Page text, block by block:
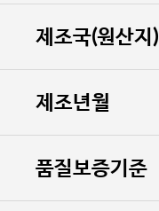
제조국(원산지)
제조년월
품질보증기준